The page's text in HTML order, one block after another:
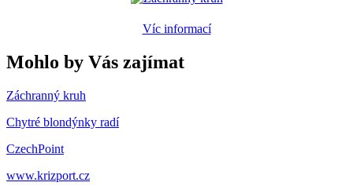
Víc informací
Mohlo by Vás zajímat
Záchranný kruh
Chytré blondýnky radí
CzechPoint
www.krizport.cz